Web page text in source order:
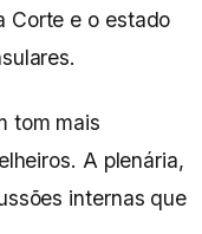
Corte e o estado
tom mais
A plenária,
internas que